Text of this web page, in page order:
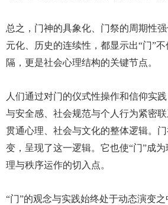
总之，门神的具象化、门祭的周期性
元化、历史的连续性，都显示出“门”
隔，更是社会心理结构的关键节点。
人们通过对门的仪式性操作和信仰实
与安全感、社会规范与个人行为紧密
贯通心理、社会与文化的整体逻辑。
变，呈现了这一逻辑。它也使“门”成
理与秩序运作的切入点。
“门”的观念与实践始终处于动态演变